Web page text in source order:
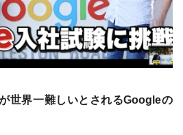
世界一難しいとされるGoogleの